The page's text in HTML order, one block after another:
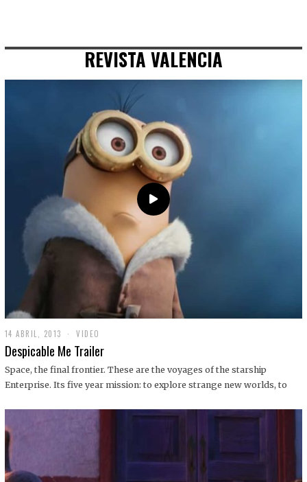
REVISTA VALENCIA
14 ABRIL, 2013
9
D
C
I
1
VIDEO
Despicable Me Trailer
Space, the final frontier. These are the voyages of the starship
Enterprise. Its five year mission: to explore strange new worlds, to